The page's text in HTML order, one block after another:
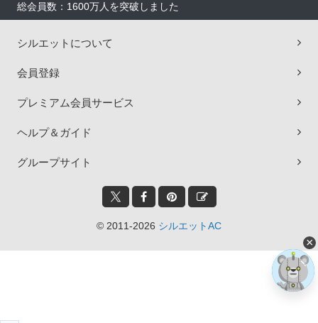
総会員数：1600万人を突破しました
シルエットについて
会員登録
プレミアム会員サービス
ヘルプ＆ガイド
グループサイト
© 2011-2026 シルエットAC
×